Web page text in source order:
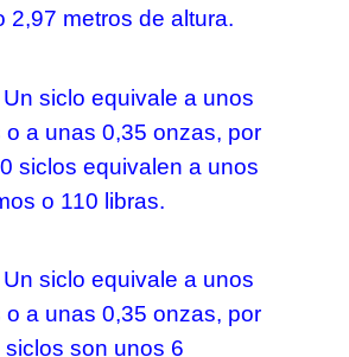
2,97 metros de altura.
Un siclo equivale a unos
o a unas 0,35 onzas, por
siclos equivalen a unos
o 110 libras.
Un siclo equivale a unos
o a unas 0,35 onzas, por
siclos son unos 6